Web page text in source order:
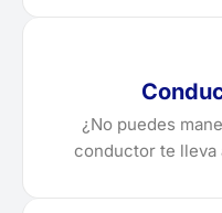
¿No puedes
conductor te lleva